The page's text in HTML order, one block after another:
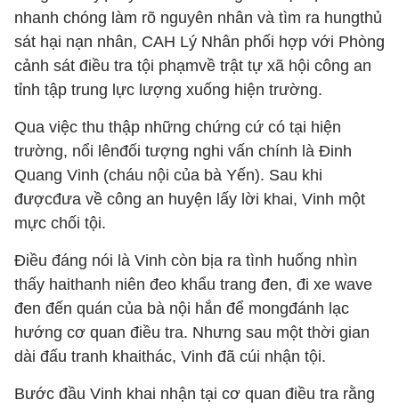
nhanh chóng làm rõ nguyên nhân và tìm ra hungthủ
sát hại nạn nhân, CAH Lý Nhân phối hợp với Phòng
cảnh sát điều tra tội phạmvề trật tự xã hội công an
tỉnh tập trung lực lượng xuống hiện trường.
Qua việc thu thập những chứng cứ có tại hiện
trường, nổi lênđối tượng nghi vấn chính là Đinh
Quang Vinh (cháu nội của bà Yến). Sau khi
đượcđưa về công an huyện lấy lời khai, Vinh một
mực chối tội.
Điều đáng nói là Vinh còn bịa ra tình huống nhìn
thấy haithanh niên đeo khẩu trang đen, đi xe wave
đen đến quán của bà nội hắn để mongđánh lạc
hướng cơ quan điều tra. Nhưng sau một thời gian
dài đấu tranh khaithác, Vinh đã cúi nhận tội.
Bước đầu Vinh khai nhận tại cơ quan điều tra rằng